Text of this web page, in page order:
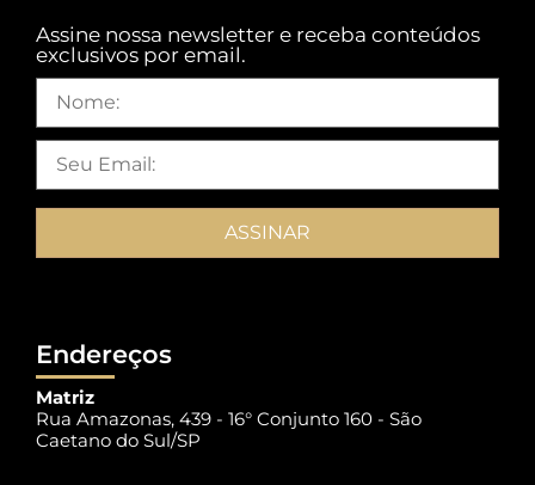
Assine nossa newsletter e receba conteúdos
exclusivos por email.
Endereços
Matriz
Rua Amazonas, 439 - 16° Conjunto 160 - São
Caetano do Sul/SP